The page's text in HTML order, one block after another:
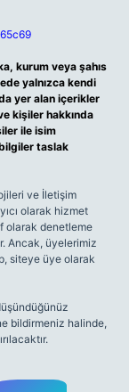
kurum veya şahıs
yalnızca kendi
yer alan içerikler
kişiler hakkında
ile isim
taslak
ve İletişim
olarak hizmet
olarak denetleme
Ancak, üyelerimiz
siteye üye olarak
bildirmeniz halinde,